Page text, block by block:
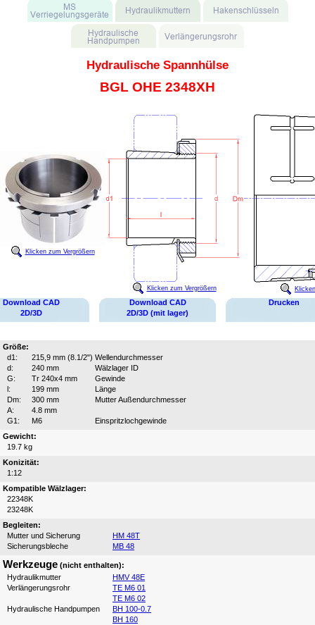
Hydraulische Spannhülse
BGL OHE 2348XH
Klicken zum Vergrößern
Klicken zum Vergrößern
Download CAD
2D/3D
Download CAD
2D/3D (mit lager)
Drucken
Größe:
d1:
215,9 mm (8.1/2") Wellendurchmesser
d:
240 mm
Wälzlager ID
G:
Tr 240x4 mm
Gewinde
l:
199 mm
Länge
Dm:
300 mm
Mutter Außendurchmesser
A:
4.8 mm
G1:
M6
Einspritzlochgewinde
Gewicht:
19.7 kg
Konizität:
1:12
Kompatible Wälzlager:
22348K
23248K
Begleiten:
Mutter und Sicherung
HM 48T
Sicherungsbleche
MB 48
Werkzeuge (nicht enthalten):
Hydraulikmutter
HMV 48E
Verlängerungsrohr
TE M6 01
TE M6 02
Hydraulische Handpumpen
BH 100-0.7
BH 160